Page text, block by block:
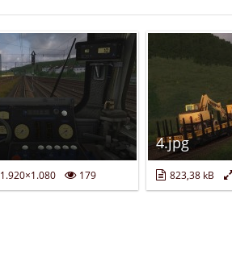
1.920×1.080 179
4.jpg
823,38 kB